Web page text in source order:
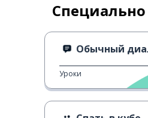
Обычный диалог
Уроки